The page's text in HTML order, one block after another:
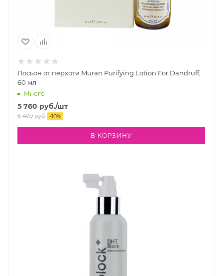
Лосьон от перхоти Muran Purifying Lotion For Dandruff,
60 мл
Много
5 760 руб./шт
6 400руб. -10%
В КОРЗИНУ